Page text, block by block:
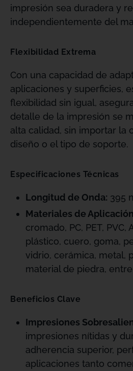
impresión sea duradera y
independientemente del
Flexibilidad Extrema
Con una capacidad de
aplicaciones y superficies,
flexibilidad sin igual,
detalle de la impresión se
alta calidad, sin importar la
diseño o el tipo de soporte.
Especificaciones Técnicas
Longitud de Onda: 395
Materiales de
cromado, PC, PET, PVC,
plástico, cuero, goma,
vidrio, cerámica, metal,
material de piedra,
Beneficios Clave
Impresiones
impresiones nítidas y
adherencia superior,
aplicaciones tanto